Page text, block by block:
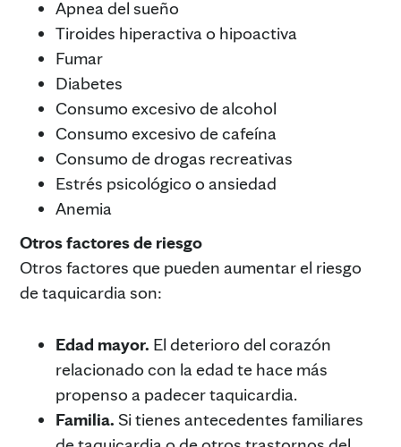
Apnea del sueño
Tiroides hiperactiva o hipoactiva
Fumar
Diabetes
Consumo excesivo de alcohol
Consumo excesivo de cafeína
Consumo de drogas recreativas
Estrés psicológico o ansiedad
Anemia
Otros factores de riesgo
Otros factores que pueden aumentar el riesgo
de taquicardia son:
Edad mayor. El deterioro del corazón
relacionado con la edad te hace más
propenso a padecer taquicardia.
Familia. Si tienes antecedentes familiares